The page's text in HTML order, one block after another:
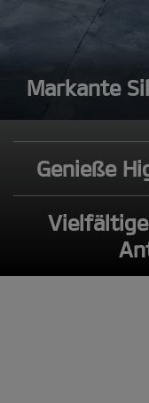
Markante
Genieße